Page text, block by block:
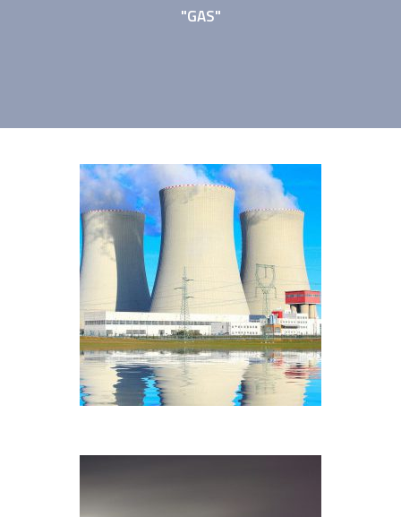
"GAS"
Heavy Industry
GAS